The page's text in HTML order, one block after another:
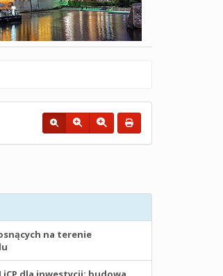
na terenie